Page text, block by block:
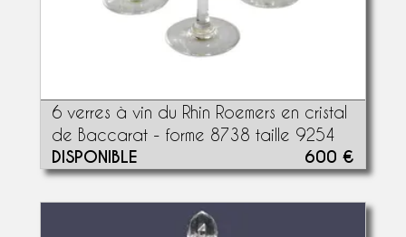
6 verres à vin du Rhin Roemers en cristal
de Baccarat - forme 8738 taille 9254
DISPONIBLE 600 €